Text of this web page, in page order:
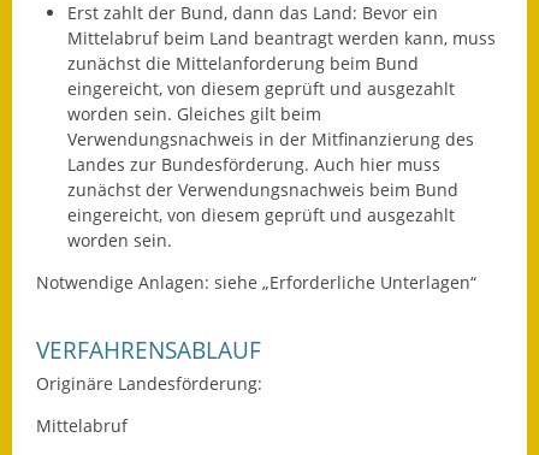
Sitzungsberichte 2019
Sitzungsberichte 2020
Gemeindeverwaltung
Haushalt & Finanzen
Erst zahlt der Bund, dann das Land: Bevor ein
Mittelabruf beim Land beantragt werden kann, muss
zunächst die Mittelanforderung beim Bund
eingereicht, von diesem geprüft und ausgezahlt
worden sein. Gleiches gilt beim
Verwendungsnachweis in der Mitfinanzierung des
Landes zur Bundesförderung. Auch hier muss
zunächst der Verwendungsnachweis beim Bund
eingereicht, von diesem geprüft und ausgezahlt
worden sein.
Notwendige Anlagen: siehe „Erforderliche Unterlagen“
VERFAHRENSABLAUF
Originäre Landesförderung:
Mittelabruf